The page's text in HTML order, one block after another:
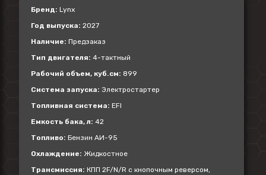
Бренд: Lynx
Год выпуска: 2027
Наличие: Предзаказ
Тип двигателя: 4-тактный
Рабочий объем, куб.см: 899
Система запуска: Электростартер
Топливная система: EFI
Емкость бака, л: 42
Топливо: Бензин АИ-95
Охлаждение: Жидкостное
Трансмиссия: КПП 2F/N/R с кнопочным реверсом,